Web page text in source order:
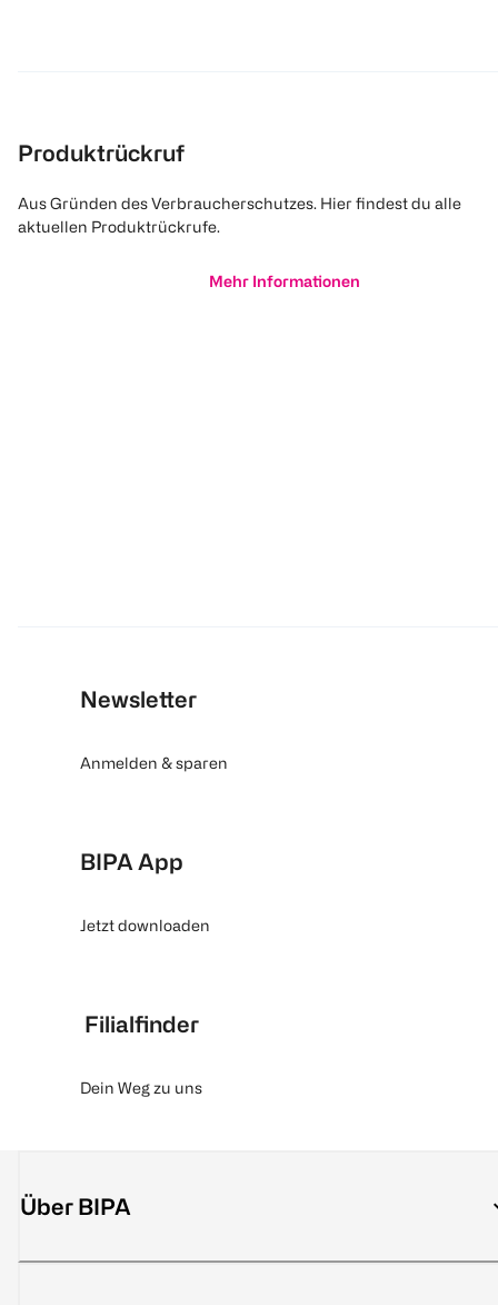
Produktrückruf
Aus Gründen des Verbraucherschutzes. Hier findest du alle
aktuellen Produktrückrufe.
Mehr Informationen
Newsletter
Anmelden & sparen
BIPA App
Jetzt downloaden
Filialfinder
Dein Weg zu uns
Über BIPA